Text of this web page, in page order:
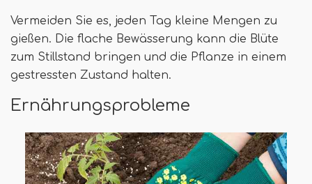
Vermeiden Sie es, jeden Tag kleine Mengen zu
gießen. Die flache Bewässerung kann die Blüte
zum Stillstand bringen und die Pflanze in einem
gestressten Zustand halten.
Ernährungsprobleme